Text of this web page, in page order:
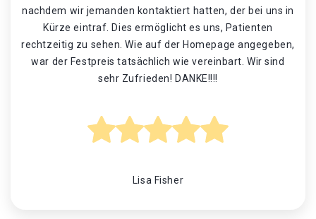
nachdem wir jemanden kontaktiert hatten, der bei uns in
Kürze eintraf. Dies ermöglicht es uns, Patienten
rechtzeitig zu sehen. Wie auf der Homepage angegeben,
war der Festpreis tatsächlich wie vereinbart. Wir sind
sehr Zufrieden! DANKE!!!!
Lisa Fisher